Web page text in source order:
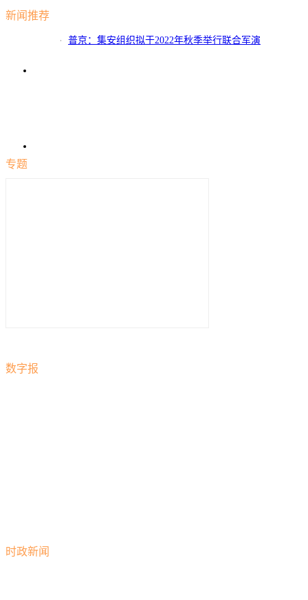
新闻推荐
普京：集安组织拟于2022年秋季举行联合军演
专题
数字报
时政新闻